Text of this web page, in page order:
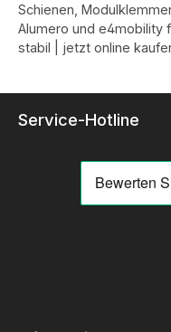
Schienen,
Alumero und e4mobility
stabil | jetzt online
Service-Hotline